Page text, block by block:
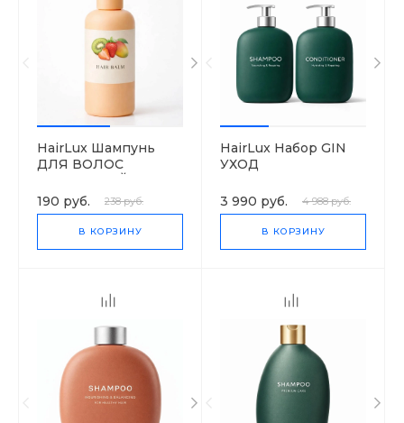
HairLux Шампунь
ДЛЯ ВОЛОС
190 руб.
238 руб.
В КОРЗИНУ
HairLux Набор GIN
УХОД
3 990 руб. 4 988 руб.
В КОРЗИНУ